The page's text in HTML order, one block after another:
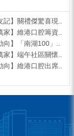
身維港口腔出任明星一日CEO 即場演繹同分享經驗！
捐款援助廣西洪澇災區 攜手香港廣西南寧同鄉會共獻愛心
品牌發佈會 維港口腔獲評「突出貢獻企業」殊榮
區關懷行動 維港口腔始創人親臨社區慰問
深圳跨境學童港校通活動 助力搭建深港兩地家庭溝通「橋樑」